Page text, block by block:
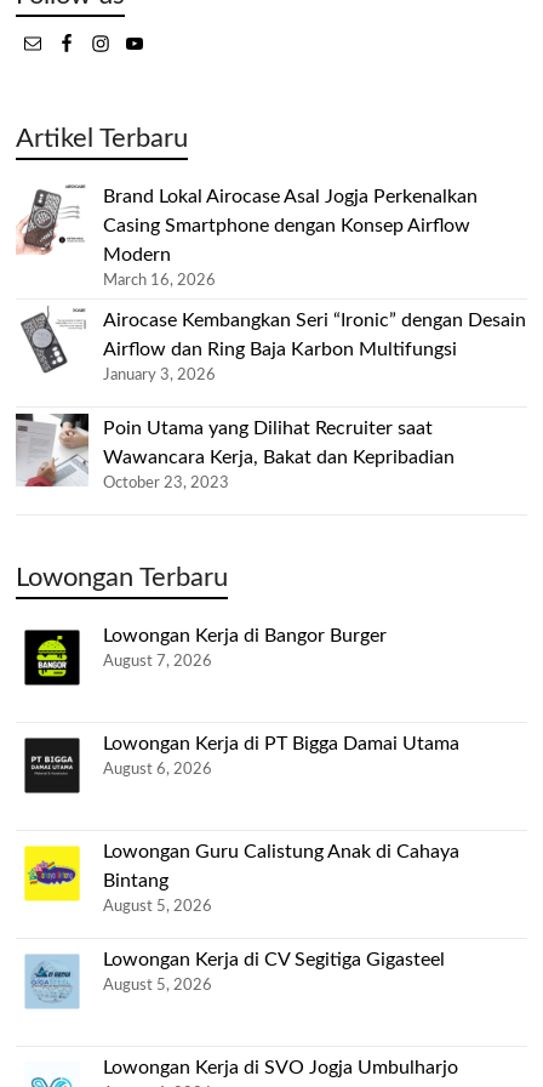
Artikel Terbaru
Brand Lokal Airocase Asal Jogja Perkenalkan
Casing Smartphone dengan Konsep Airflow
Modern
March 16, 2026
Airocase Kembangkan Seri “Ironic” dengan Desain
Airflow dan Ring Baja Karbon Multifungsi
January 3, 2026
Poin Utama yang Dilihat Recruiter saat
Wawancara Kerja, Bakat dan Kepribadian
October 23, 2023
Lowongan Terbaru
Lowongan Kerja di Bangor Burger
August 7, 2026
Lowongan Kerja di PT Bigga Damai Utama
August 6, 2026
Lowongan Guru Calistung Anak di Cahaya
Bintang
August 5, 2026
Lowongan Kerja di CV Segitiga Gigasteel
August 5, 2026
Lowongan Kerja di SVO Jogja Umbulharjo